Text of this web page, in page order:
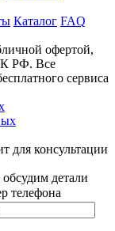
Каталог FAQ
офертой,
РФ. Все
сервиса
для консультации
детали
телефона